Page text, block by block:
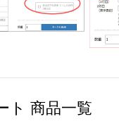
商品一覧